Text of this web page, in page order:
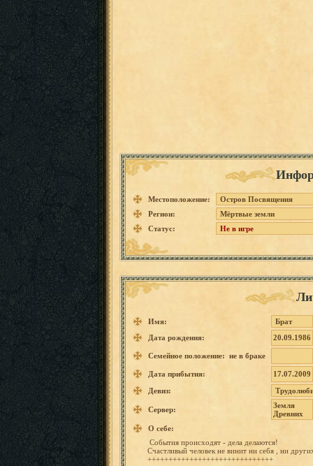
Местоположение:
Остров Посвящения
Регион:
Мёртвые земли
Статус:
Не в игре
Имя:
Брат
Дата рождения:
20.09.1986
Семейное положение: не в браке
Дата прибытия:
17.07.2009
Девиз:
Трудолюб
Сервер:
Земля
Древних
О себе:
События происходят - дела делаются!
Счастливый человек не винит ни себя ни
++++++++++++++++++++++++++++++